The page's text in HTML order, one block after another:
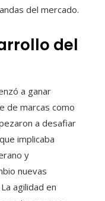
del mercado.
del
a ganar
de marcas como
a desafiar
implicaba
y
nuevas
agilidad en